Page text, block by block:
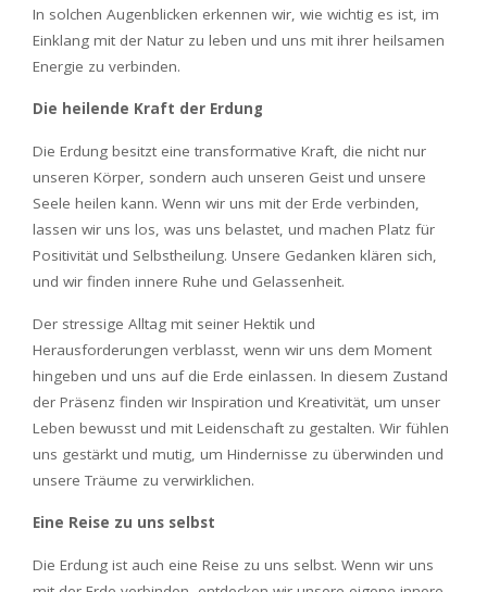
In solchen Augenblicken erkennen wir, wie wichtig es ist, im
Einklang mit der Natur zu leben und uns mit ihrer heilsamen
Energie zu verbinden.
Die heilende Kraft der Erdung
Die Erdung besitzt eine transformative Kraft, die nicht nur
unseren Körper, sondern auch unseren Geist und unsere
Seele heilen kann. Wenn wir uns mit der Erde verbinden,
lassen wir uns los, was uns belastet, und machen Platz für
Positivität und Selbstheilung. Unsere Gedanken klären sich,
und wir finden innere Ruhe und Gelassenheit.
Der stressige Alltag mit seiner Hektik und
Herausforderungen verblasst, wenn wir uns dem Moment
hingeben und uns auf die Erde einlassen. In diesem Zustand
der Präsenz finden wir Inspiration und Kreativität, um unser
Leben bewusst und mit Leidenschaft zu gestalten. Wir fühlen
uns gestärkt und mutig, um Hindernisse zu überwinden und
unsere Träume zu verwirklichen.
Eine Reise zu uns selbst
Die Erdung ist auch eine Reise zu uns selbst. Wenn wir uns